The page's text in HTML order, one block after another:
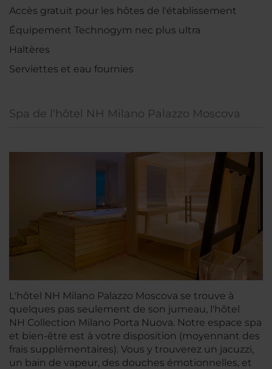
Accès gratuit pour les hôtes de l'établissement
Équipement Technogym nec plus ultra
Haltères
Serviettes et eau fournies
Spa de l'hôtel NH Milano Palazzo Moscova
L'hôtel NH Milano Palazzo Moscova se trouve à
quelques pas seulement de son jumeau, l'hôtel
NH Collection Milano Porta Nuova. Notre espace spa
et bien-être est à votre disposition (moyennant des
frais supplémentaires). Vous y trouverez un jacuzzi,
un bain de vapeur, des douches émotionnelles, et